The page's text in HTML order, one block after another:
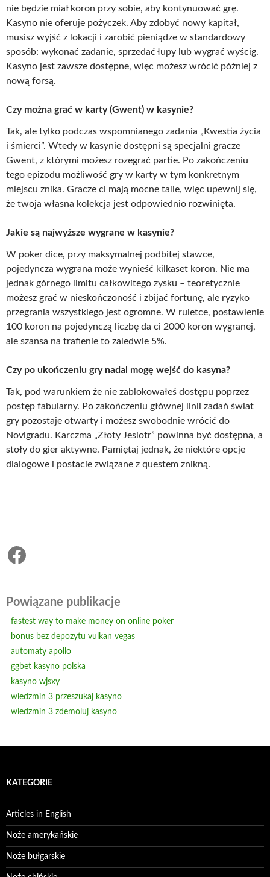
nie będzie miał koron przy sobie, aby kontynuować grę.
Kasyno nie oferuje pożyczek. Aby zdobyć nowy kapitał,
musisz wyjść z lokacji i zarobić pieniądze w standardowy
sposób: wykonać zadanie, sprzedać łupy lub wygrać wyścig.
Kasyno jest zawsze dostępne, więc możesz wrócić później z
nową forsą.
Czy można grać w karty (Gwent) w kasynie?
Tak, ale tylko podczas wspomnianego zadania „Kwestia życia
i śmierci”. Wtedy w kasynie dostępni są specjalni gracze
Gwent, z którymi możesz rozegrać partie. Po zakończeniu
tego epizodu możliwość gry w karty w tym konkretnym
miejscu znika. Gracze ci mają mocne talie, więc upewnij się,
że twoja własna kolekcja jest odpowiednio rozwinięta.
Jakie są najwyższe wygrane w kasynie?
W poker dice, przy maksymalnej podbitej stawce,
pojedyncza wygrana może wynieść kilkaset koron. Nie ma
jednak górnego limitu całkowitego zysku – teoretycznie
możesz grać w nieskończoność i zbijać fortunę, ale ryzyko
przegrania wszystkiego jest ogromne. W ruletce, postawienie
100 koron na pojedynczą liczbę da ci 2000 koron wygranej,
ale szansa na trafienie to zaledwie 5%.
Czy po ukończeniu gry nadal mogę wejść do kasyna?
Tak, pod warunkiem że nie zablokowałeś dostępu poprzez
postęp fabularny. Po zakończeniu głównej linii zadań świat
gry pozostaje otwarty i możesz swobodnie wrócić do
Novigradu. Karczma „Złoty Jesiotr” powinna być dostępna, a
stoły do gier aktywne. Pamiętaj jednak, że niektóre opcje
dialogowe i postacie związane z questem znikną.
Facebook
Powiązane publikacje
fastest way to make money on online poker
bonus bez depozytu vulkan vegas
automaty apollo
ggbet kasyno polska
kasyno wjsxy
wiedzmin 3 przeszukaj kasyno
wiedzmin 3 zdemoluj kasyno
KATEGORIE
Articles in English
Noże amerykańskie
Noże bułgarskie